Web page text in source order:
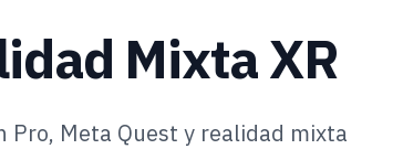
Mixta XR
Meta Quest y realidad mixta